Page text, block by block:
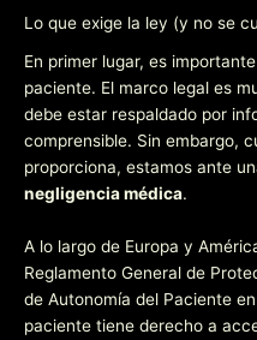
Lo que exige la ley (y no se
En primer lugar, es
paciente. El marco legal es
debe estar respaldado por
comprensible. Sin embargo,
proporciona, estamos ante
negligencia médica.
A lo largo de Europa y
Reglamento General de
de Autonomía del Paciente
paciente tiene derecho a